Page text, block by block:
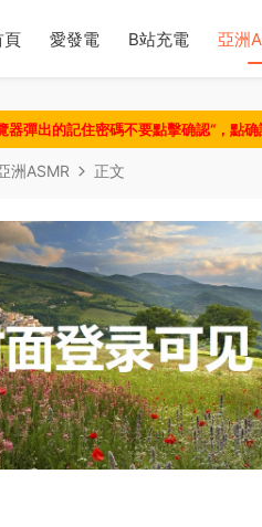
頁 愛發電 B站充電 亞洲
器彈出的記住密碼不要點擊确認“，點
洲ASMR 正文